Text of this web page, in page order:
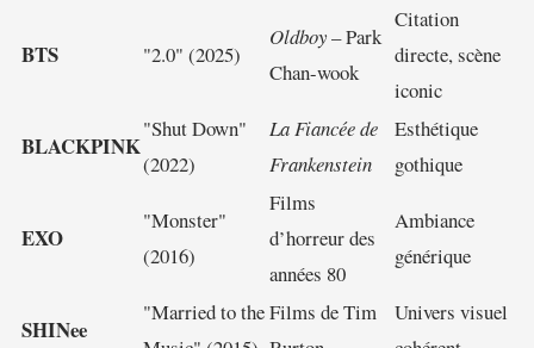
BTS "2.0" (2025)
Oldboy– Park
Chan-wook
Citation
directe, scène
iconic
BLACKPINK
"Shut Down"
(2022)
La Fiancée de
Frankenstein
Esthétique
gothique
EXO
"Monster"
(2016)
Films
d’horreur des
années 80
Ambiance
générique
SHINee
"Married to theFilms de Tim
Univers visuel